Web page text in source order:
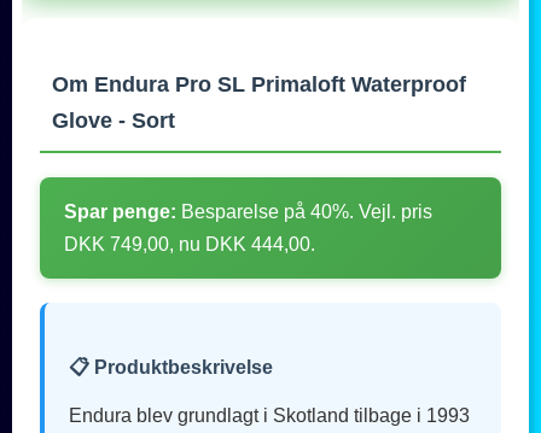
Om Endura Pro SL Primaloft Waterproof
Glove - Sort
Spar penge: Besparelse på 40%. Vejl. pris
DKK 749,00, nu DKK 444,00.
📋 Produktbeskrivelse
Endura blev grundlagt i Skotland tilbage i 1993